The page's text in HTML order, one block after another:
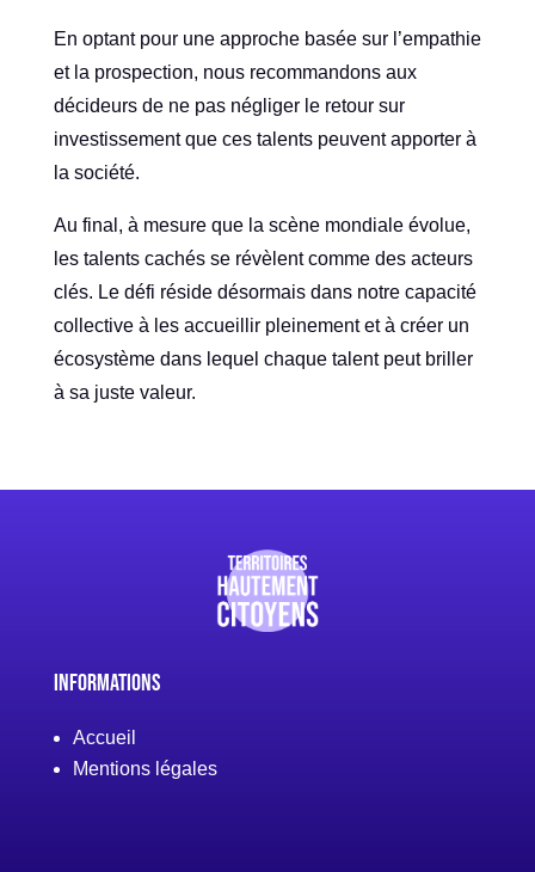
En optant pour une approche basée sur l’empathie
et la prospection, nous recommandons aux
décideurs de ne pas négliger le retour sur
investissement que ces talents peuvent apporter à
la société.
Au final, à mesure que la scène mondiale évolue,
les talents cachés se révèlent comme des acteurs
clés. Le défi réside désormais dans notre capacité
collective à les accueillir pleinement et à créer un
écosystème dans lequel chaque talent peut briller
à sa juste valeur.
Informations
Accueil
Mentions légales